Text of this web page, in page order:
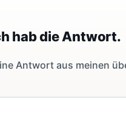
hab die Antwort.
Antwort aus meinen